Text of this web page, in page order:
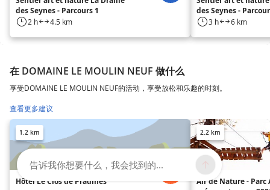
des Seynes - Parcours 1
2 h 4.5 km
des Seynes -
3 h 6 km
在 DOMAINE LE MOULIN NEUF 做什么
享受DOMAINE LE MOULIN NEUF的活动，享受放松和乐趣的时刻。
查看更多建议
1.2 km
Hôtel Le Clos de Pradines
2.2 km
Air de Nature - Parc
告诉我你想要什么，我会找到的...